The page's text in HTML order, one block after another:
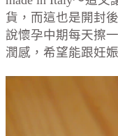
貨，而這也是開封
說懷孕中期每天擦
潤感，希望能跟妊